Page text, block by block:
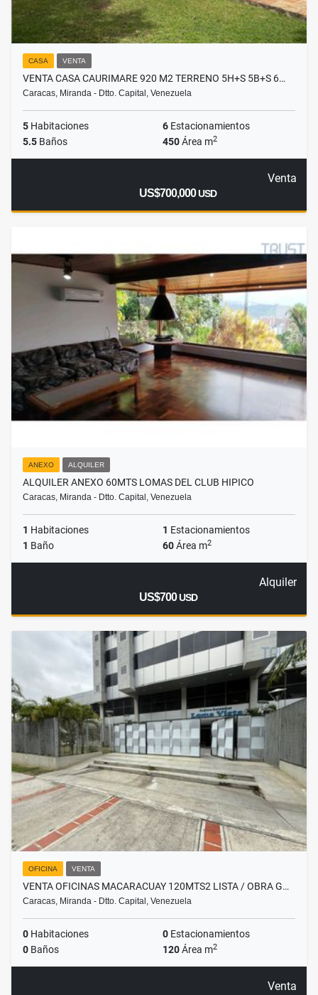
CASA VENTA
VENTA CASA CAURIMARE 920 M2 TERRENO 5H+S 5B+S 6…
Caracas, Miranda - Dtto. Capital, Venezuela
5 Habitaciones 6 Estacionamientos
5.5 Baños 450Área m2
Venta
US$700,000USD
ANEXO ALQUILER
ALQUILER ANEXO 60MTS LOMAS DEL CLUB HIPICO
Caracas, Miranda - Dtto. Capital, Venezuela
1 Habitaciones 1 Estacionamientos
1 Baño 60Área m2
Alquiler
US$700USD
OFICINA VENTA
VENTA OFICINAS MACARACUAY 120MTS2 LISTA / OBRA G…
Caracas, Miranda - Dtto. Capital, Venezuela
0 Habitaciones 0 Estacionamientos
0 Baños 120Área m2
Venta